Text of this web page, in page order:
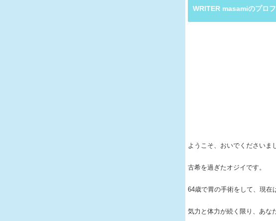
WRITER masamiのプロ
ようこそ、おいでくださいま
古希を過ぎたオジイです。
64歳で胃の手術をして、現在
気力と体力が続く限り、あな